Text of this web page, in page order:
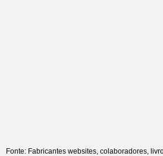
Fonte: Fabricantes websites, colaboradores,